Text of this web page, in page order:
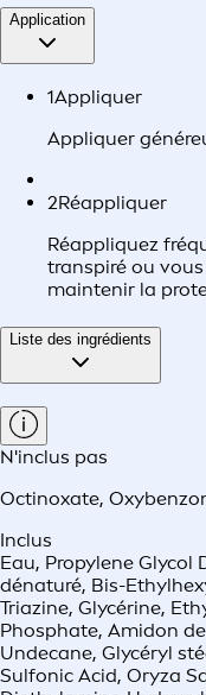
Application
1Appliquer
Appliquer
2Réappliquer
Réappliquez
transpiré ou
maintenir la
Liste des ingrédients
N'inclus pas
Octinoxate,
Inclus
Eau, Propylene
dénaturé, Bis-
Triazine, Glycérine,
Phosphate, Amidon
Undecane, Glycéryl
Sulfonic Acid, Oryza